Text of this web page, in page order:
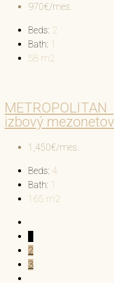
970€/mes.
Beds: 2
Bath: 1
58 m2
izbový
1,450€/mes.
Beds: 4
Bath: 1
165 m2
2
3